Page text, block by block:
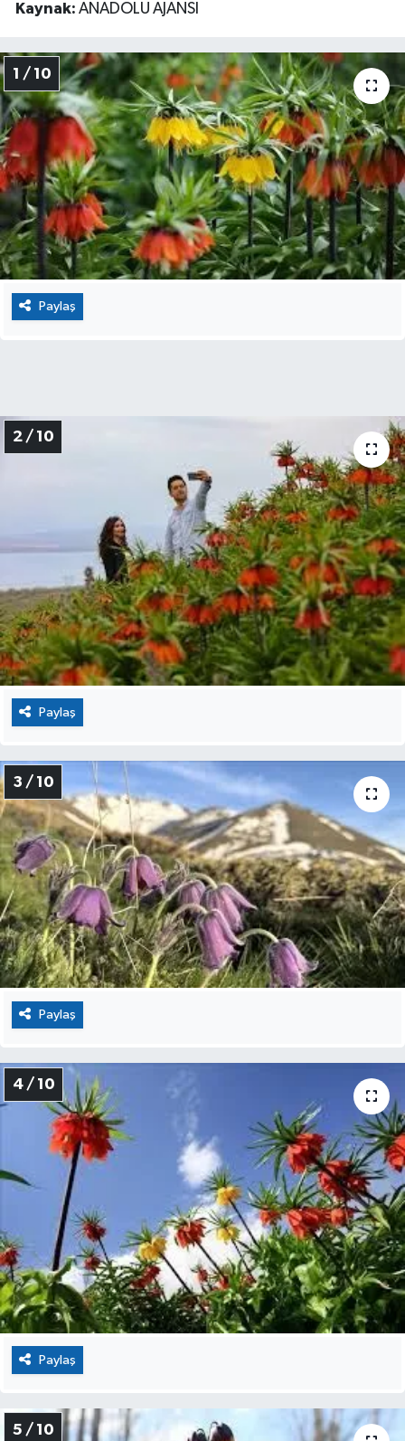
Kaynak: ANADOLU AJANSI
1 / 10
Paylaş
2 / 10
Paylaş
3 / 10
Paylaş
4 / 10
Paylaş
5 / 10